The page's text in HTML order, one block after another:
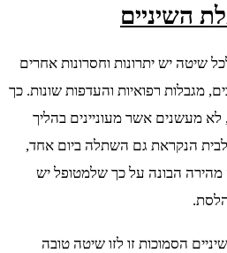
השיניים
שיטה יש יתרונות וחסרונות אחרים
מגבלות רפואיות והעדפות שונות. כך
מעשנים אשר מעוניינים בהליך
הנקראת גם השתלה ביום אחד,
הבונה על כך שלמטופל יש
הסמוכות זו לזו שיטה טובה